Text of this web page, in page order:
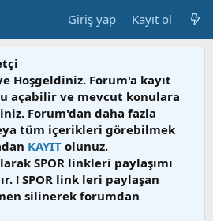
Giriş yap Kayıt ol
Hoşgeldiniz. Forum'a kayıt
açabilir ve mevcut konulara
Forum'dan daha fazla
tüm içerikleri görebilmek
KAYIT olunuz.
SPOR linkleri paylaşımı
! SPOR link leri paylaşan
silinerek forumdan